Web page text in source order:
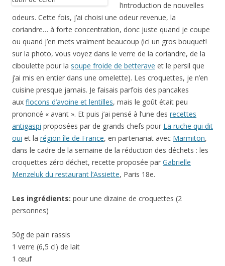
l’introduction de nouvelles
odeurs. Cette fois, j’ai choisi une odeur revenue, la
coriandre… à forte concentration, donc juste quand je coupe
ou quand j’en mets vraiment beaucoup (ici un gros bouquet!
sur la photo, vous voyez dans le verre de la coriandre, de la
ciboulette pour la soupe froide de betterave et le persil que
j’ai mis en entier dans une omelette). Les croquettes, je n’en
cuisine presque jamais. Je faisais parfois des pancakes
aux flocons d’avoine et lentilles, mais le goût était peu
prononcé « avant ». Et puis j’ai pensé à l’une des recettes
antigaspi proposées par de grands chefs pour La ruche qui dit
oui et la région île de France, en partenariat avec Marmiton,
dans le cadre de la semaine de la réduction des déchets : les
croquettes zéro déchet, recette proposée par Gabrielle
Menzeluk du restaurant l’Assiette, Paris 18e.
Les ingrédients: pour une dizaine de croquettes (2
personnes)
50g de pain rassis
1 verre (6,5 cl) de lait
1 œuf